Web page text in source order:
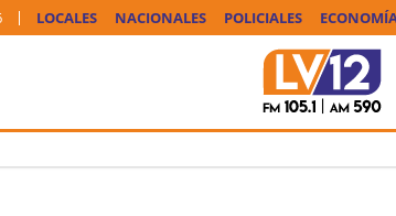
LOCALES NACIONALES POLICIALES